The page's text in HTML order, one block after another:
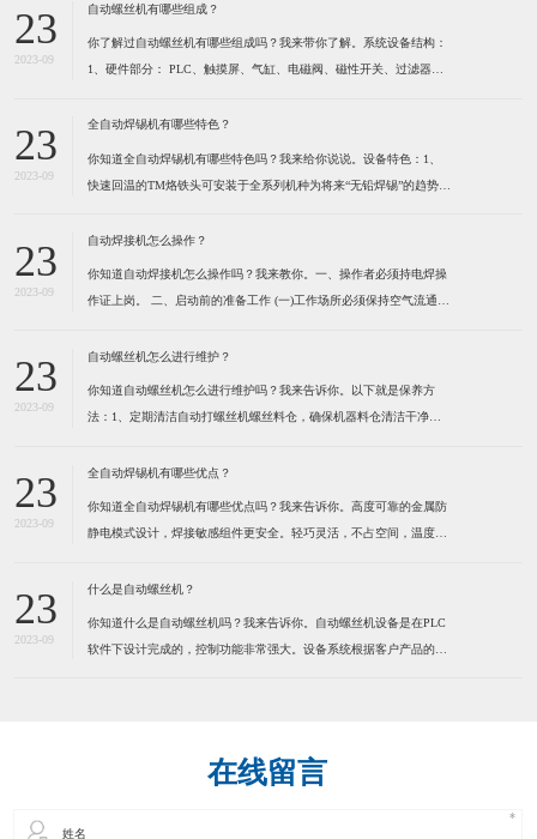
23
2023-09
自动螺丝机有哪些组成？
你了解过自动螺丝机有哪些组成吗？我来带你了解。系统设备结构：
1、硬件部分： PLC、触摸屏、气缸、电磁阀、磁性开关、过滤器及
警灯、空气开关、开关电源、风批、振动盘、系统设备箱、电箱、定
23
2023-09
全自动焊锡机有哪些特色？
你知道全自动焊锡机有哪些特色吗？我来给你说说。设备特色：1、
快速回温的TM烙铁头可安装于全系列机种为将来“无铅焊锡”的趋势所
的细微变化。（1）六秒钟之内即可达到300℃。（2）卡式设计的烙
23
2023-09
自动焊接机怎么操作？
你知道自动焊接机怎么操作吗？我来教你。一、操作者必须持电焊操
作证上岗。 ​二、启动前的准备工作 (一)工作场所必须保持空气流通,
易燃物品,以防发生火灾。 (三)检查焊机外壳是否接地,电缆是否破
23
2023-09
自动螺丝机怎么进行维护？
你知道自动螺丝机怎么进行维护吗？我来告诉你。以下就是保养方
法：1、定期清洁自动打螺丝机螺丝料仓，确保机器料仓清洁干净。
量加些润滑脂，保持通风,干燥。 2、定期清洁自动打螺丝机螺丝
23
2023-09
全自动焊锡机有哪些优点？
你知道全自动焊锡机有哪些优点吗？我来告诉你。高度可靠的金属防
静电模式设计，焊接敏感组件更安全。轻巧灵活，不占空间，温度，
力。为了健康请使用环保型无铅锡线。特别适合各类电子连接器，
23
2023-09
什么是自动螺丝机？
你知道什么是自动螺丝机吗？我来告诉你。自动螺丝机设备是在PLC
软件下设计完成的，控制功能非常强大。设备系统根据客户产品的实
在线留言